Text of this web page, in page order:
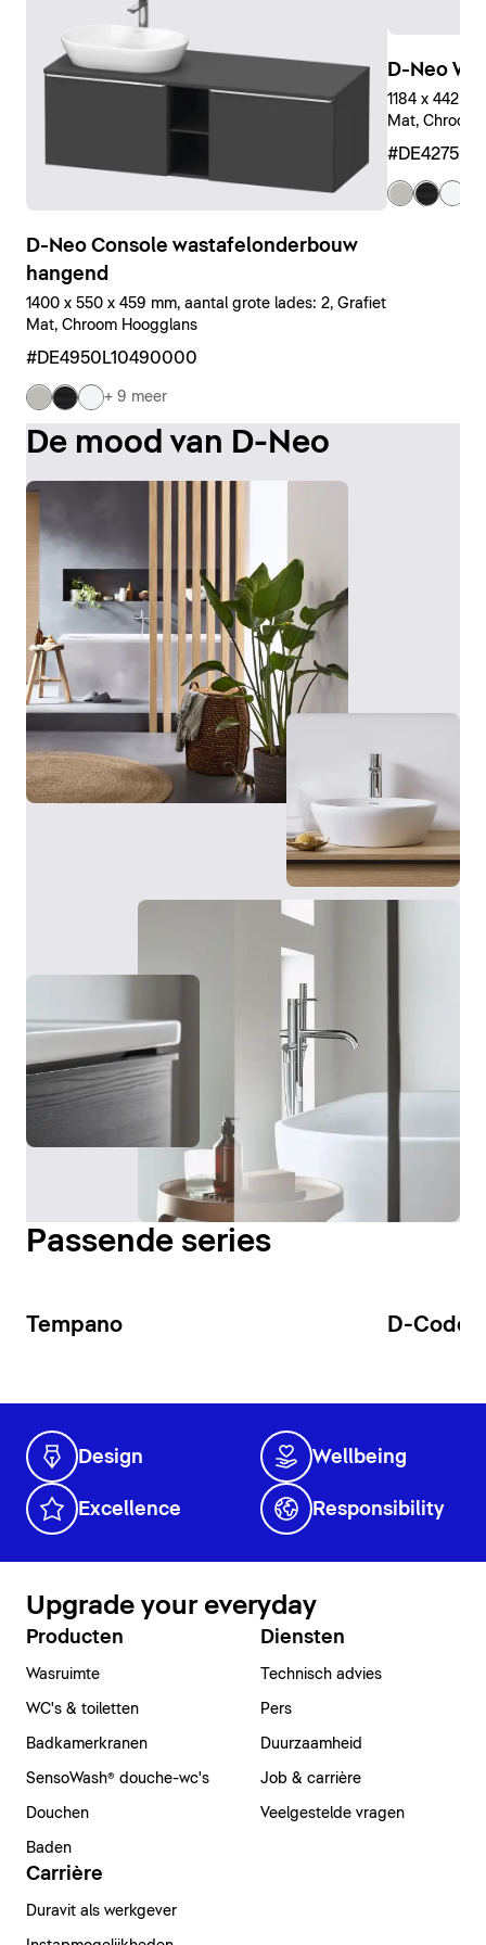
D-Neo Console wastafelonderbouw
hangend
1400 x 550 x 459 mm, aantal grote lades: 2, Grafiet
Mat, Chroom Hoogglans
#DE4950L10490000
+ 9 meer
D-Neo
1184 x 442 x
Mat, Chroom
De mood van D-Neo
Passende series
Tempano D-Code
Design Wellbeing
Excellence Responsibility
Upgrade your everyday
Producten
Wasruimte
WC's & toiletten
Badkamerkranen
SensoWash® douche-wc's
Douchen
Baden
Diensten
Technisch advies
Pers
Duurzaamheid
Job & carrière
Veelgestelde vragen
Carrière
Duravit als werkgever